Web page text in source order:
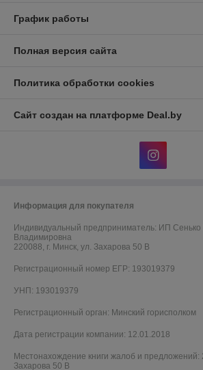
График работы
Полная версия сайта
Политика обработки cookies
Сайт создан на платформе Deal.by
Информация для покупателя
Индивидуальный предприниматель: ИП Сенько
Владимировна
220088, г. Минск, ул. Захарова 50 В
Регистрационный номер ЕГР: 193019379
УНП: 193019379
Регистрационный орган: Минский горисполком
Дата регистрации компании: 12.01.2018
Местонахождение книги жалоб и предложений:
Захарова 50 В